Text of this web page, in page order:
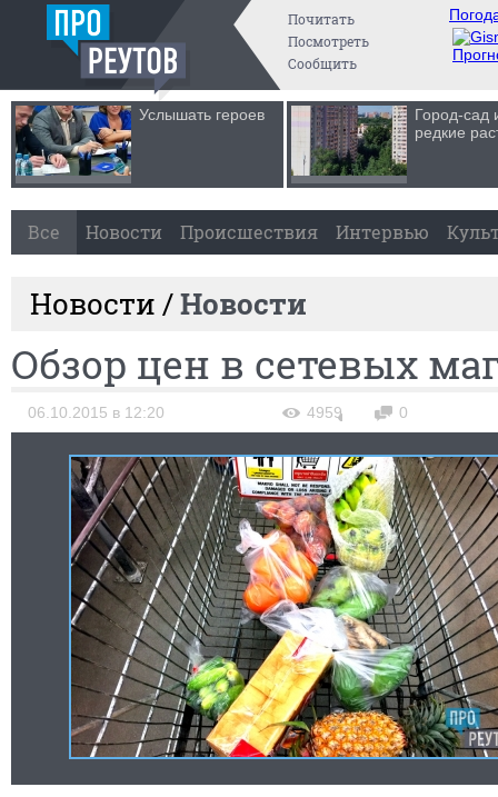
Почитать
Посмотреть
Сообщить
Услышать героев
Город-сад
редкие
Все Новости Происшествия Интервью
Новости /Новости
Обзор цен в сетевых
06.10.2015 в 12:20 4959 0